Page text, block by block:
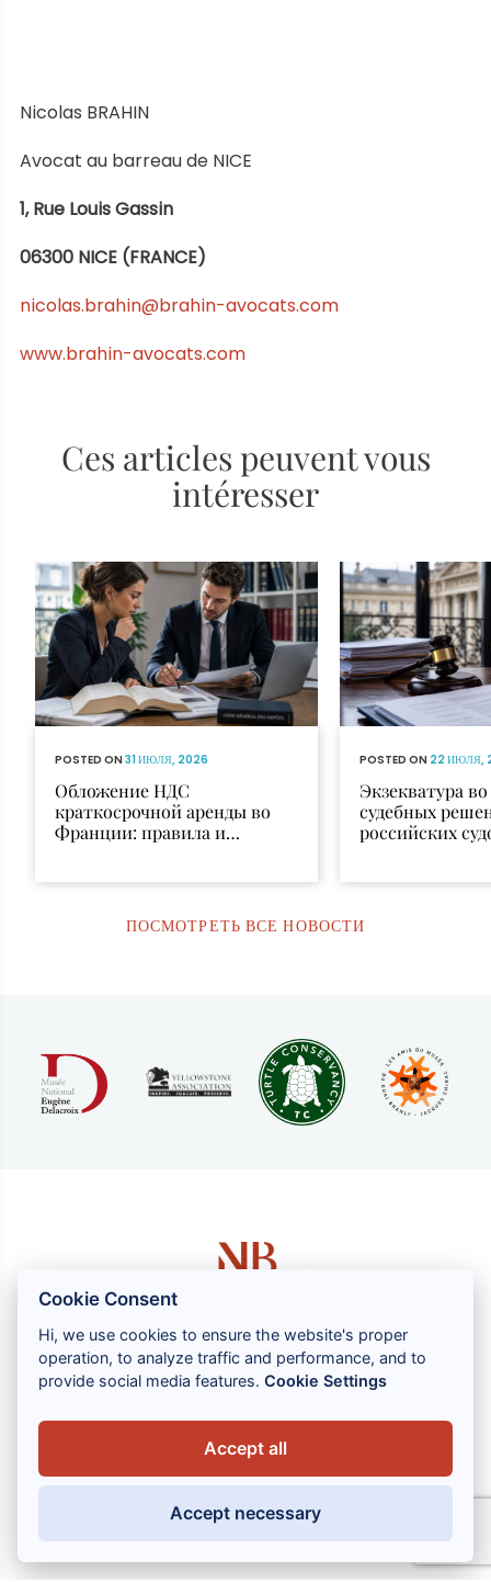
Nicolas BRAHIN
Avocat au barreau de NICE
1, Rue Louis Gassin
06300 NICE (FRANCE)
nicolas.brahin@brahin-avocats.com
www.brahin-avocats.com
Ces articles peuvent vous
intéresser
POSTED ON31 ИЮЛЯ, 2026
Обложение НДС
краткосрочной аренды во
Франции: правила и
POSTED ON 22 ИЮЛЯ,
Экзекватура
судебных
российских
ПОСМОТРЕТЬ ВСЕ НОВОСТИ
1 rue Louis GASSIN - 06300 NICE
Наши услуги
Полезные ссылки
Cookie Consent
Hi, we use cookies to ensure the website's proper
operation, to analyze traffic and performance, and to
provide social media features.Cookie Settings
Accept all
Accept necessary